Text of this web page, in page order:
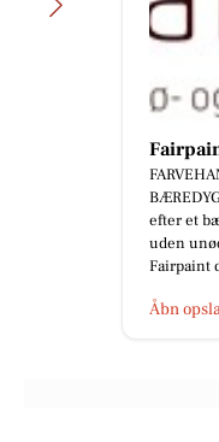
efter et
uden
Fairpaint
Åbn